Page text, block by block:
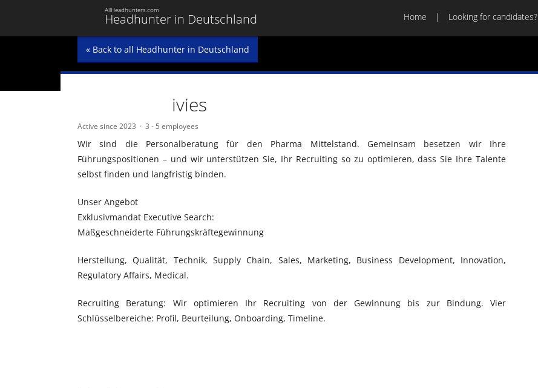
Headhunter in Deutschland
AllHeadhunters.com
Home Looking for candidates?
« Back to all Headhunter in Deutschland
ivies
Active since 2023 3 - 5 employees
Wir sind die Personalberatung für den Pharma Mittelstand. Gemeinsam besetzen wir Ihre
Führungspositionen – und wir unterstützen Sie, Ihr Recruiting so zu optimieren, dass Sie Ihre Talente
selbst finden und langfristig binden.
Unser Angebot
Exklusivmandat Executive Search:
Maßgeschneiderte Führungskräftegewinnung
Herstellung, Qualität, Technik, Supply Chain, Sales, Marketing, Business Development, Innovation,
Regulatory Affairs, Medical.
Recruiting Beratung: Wir optimieren Ihr Recruiting von der Gewinnung bis zur Bindung. Vier
Schlüsselbereiche: Profil, Beurteilung, Onboarding, Timeline.